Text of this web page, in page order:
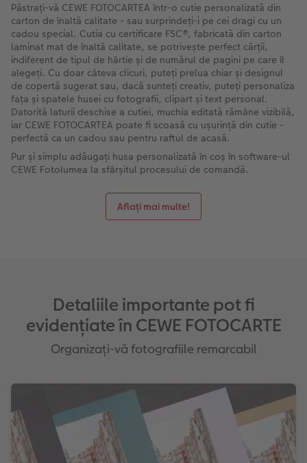
Păstrați-vă CEWE FOTOCARTEA într-o cutie personalizată din
carton de înaltă calitate - sau surprindeți-i pe cei dragi cu un
cadou special. Cutia cu certificare FSC®, fabricată din carton
laminat mat de înaltă calitate, se potrivește perfect cărții,
indiferent de tipul de hârtie și de numărul de pagini pe care îl
alegeți. Cu doar câteva clicuri, puteți prelua chiar și designul
de copertă sugerat sau, dacă sunteți creativ, puteți personaliza
fața și spatele husei cu fotografii, clipart și text personal.
Datorită laturii deschise a cutiei, muchia editată rămâne vizibilă,
iar CEWE FOTOCARTEA poate fi scoasă cu ușurință din cutie -
perfectă ca un cadou sau pentru raftul de acasă.
Pur și simplu adăugați husa personalizată în coș în software-ul
CEWE Fotolumea la sfârșitul procesului de comandă.
Aflați mai multe!
Detaliile importante pot fi
evidențiate în CEWE FOTOCARTE
Organizați-vă fotografiile remarcabil